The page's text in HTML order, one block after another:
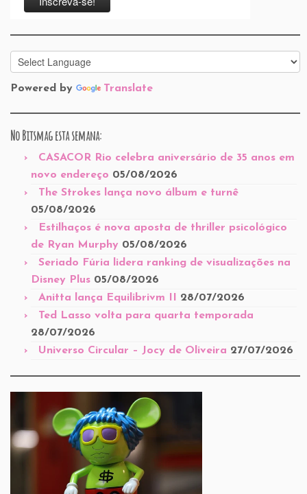
Powered by Translate
No Bitsmag esta semana:
CASACOR Rio celebra aniversário de 35 anos em
novo endereço 05/08/2026
The Strokes lança novo álbum e turnê
05/08/2026
Estilhaços é nova aposta de thriller psicológico
de Ryan Murphy 05/08/2026
Seriado Fúria lidera ranking de visualizações na
Disney Plus 05/08/2026
Anitta lança Equilibrivm II 28/07/2026
Ted Lasso volta para quarta temporada
28/07/2026
Universo Circular – Jocy de Oliveira 27/07/2026